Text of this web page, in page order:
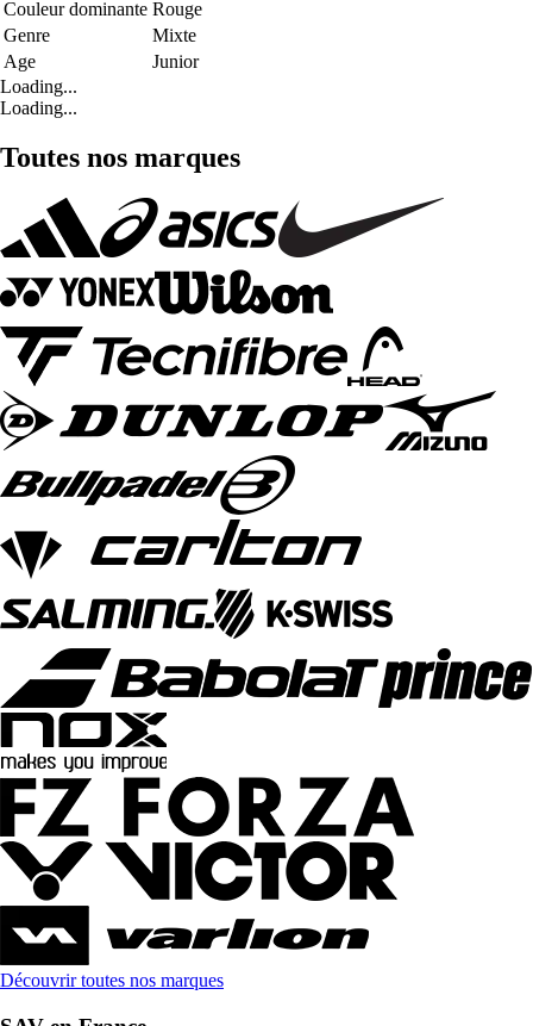
Couleur dominante Rouge
Genre
Mixte
Age
Junior
Loading...
Loading...
Toutes nos marques
Découvrir toutes nos marques